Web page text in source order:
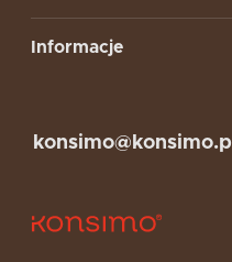
Informacje
konsimo@konsimo.pl